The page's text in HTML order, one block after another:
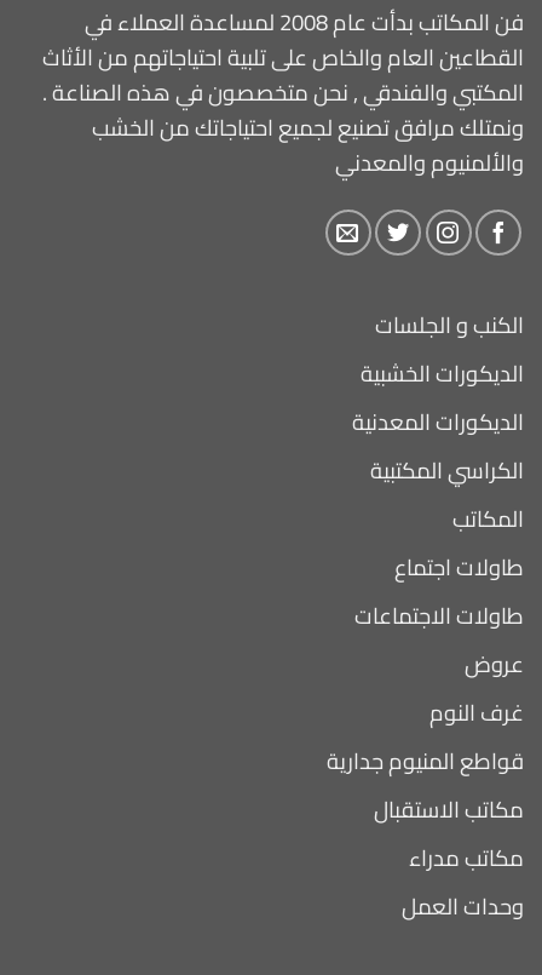
فن المكاتب بدأت عام 2008 لمساعدة العملاء في
القطاعين العام والخاص على تلبية احتياجاتهم من الأثاث
المكتبي والفندقي , نحن متخصصون في هذه الصناعة .
ونمتلك مرافق تصنيع لجميع احتياجاتك من الخشب
والألمنيوم والمعدني
الكنب و الجلسات
الديكورات الخشبية
الديكورات المعدنية
الكراسي المكتبية
المكاتب
طاولات اجتماع
طاولات الاجتماعات
عروض
غرف النوم
قواطع المنيوم جدارية
مكاتب الاستقبال
مكاتب مدراء
وحدات العمل